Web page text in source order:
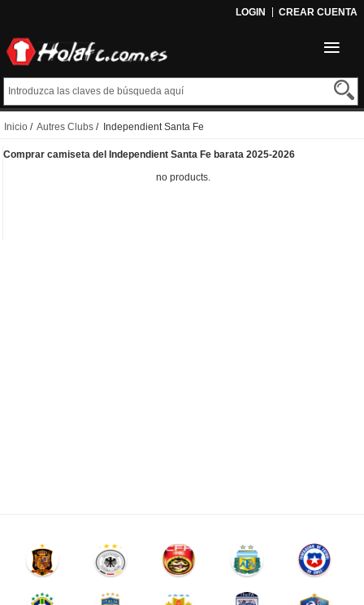
LOGIN CREAR CUENTA
Inicio / Autres Clubs / Independient Santa Fe
Comprar camiseta del Independient Santa Fe barata 2025-2026
no products.